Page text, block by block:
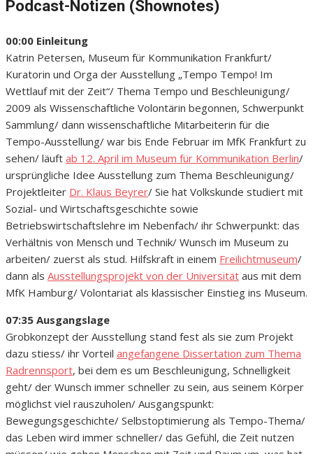
Podcast-Notizen (Shownotes)
00:00 Einleitung
Katrin Petersen, Museum für Kommunikation Frankfurt/
Kuratorin und Orga der Ausstellung „Tempo Tempo! Im
Wettlauf mit der Zeit“/ Thema Tempo und Beschleunigung/
2009 als Wissenschaftliche Volontärin begonnen, Schwerpunkt
Sammlung/ dann wissenschaftliche Mitarbeiterin für die
Tempo-Ausstellung/ war bis Ende Februar im MfK Frankfurt zu
sehen/ läuft ab 12. April im Museum für Kommunikation Berlin/
ursprüngliche Idee Ausstellung zum Thema Beschleunigung/
Projektleiter Dr. Klaus Beyrer/ Sie hat Volkskunde studiert mit
Sozial- und Wirtschaftsgeschichte sowie
Betriebswirtschaftslehre im Nebenfach/ ihr Schwerpunkt: das
Verhältnis von Mensch und Technik/ Wunsch im Museum zu
arbeiten/ zuerst als stud. Hilfskraft in einem Freilichtmuseum/
dann als Ausstellungsprojekt von der Universität aus mit dem
MfK Hamburg/ Volontariat als klassischer Einstieg ins Museum.
07:35 Ausgangslage
Grobkonzept der Ausstellung stand fest als sie zum Projekt
dazu stiess/ ihr Vorteil angefangene Dissertation zum Thema
Radrennsport, bei dem es um Beschleunigung, Schnelligkeit
geht/ der Wunsch immer schneller zu sein, aus seinem Körper
möglichst viel rauszuholen/ Ausgangspunkt:
Bewegungsgeschichte/ Selbstoptimierung als Tempo-Thema/
das Leben wird immer schneller/ das Gefühl, die Zeit nutzen